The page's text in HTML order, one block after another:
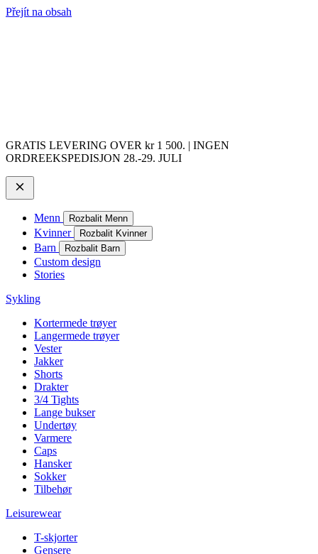
Přejít na obsah
GRATIS LEVERING OVER kr 1 500. | INGEN
ORDREEKSPEDISJON 28.-29. JULI
Menn Rozbalit Menn
Kvinner Rozbalit Kvinner
Barn Rozbalit Barn
Custom design
Stories
Sykling
Kortermede trøyer
Langermede trøyer
Vester
Jakker
Shorts
Drakter
3/4 Tights
Lange bukser
Undertøy
Varmere
Caps
Hansker
Sokker
Tilbehør
Leisurewear
T-skjorter
Gensere